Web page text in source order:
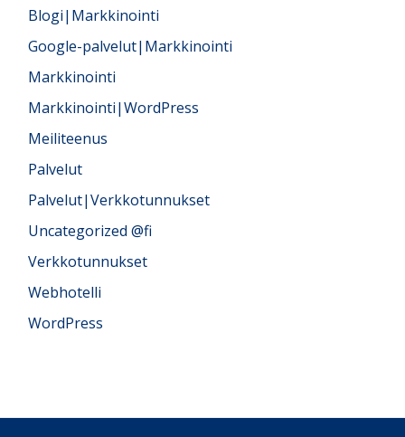
Blogi|Markkinointi
Google-palvelut|Markkinointi
Markkinointi
Markkinointi|WordPress
Meiliteenus
Palvelut
Palvelut|Verkkotunnukset
Uncategorized @fi
Verkkotunnukset
Webhotelli
WordPress